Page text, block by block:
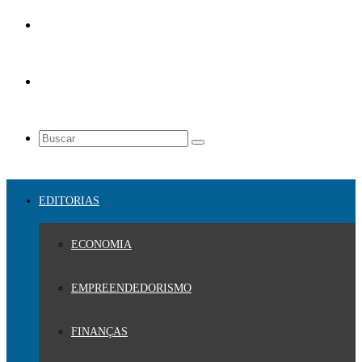
EDITORIAS
ECONOMIA
EMPREENDEDORISMO
FINANÇAS